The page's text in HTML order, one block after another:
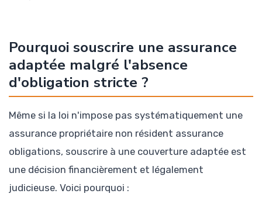
Pourquoi souscrire une assurance
adaptée malgré l'absence
d'obligation stricte ?
Même si la loi n'impose pas systématiquement une
assurance propriétaire non résident assurance
obligations, souscrire à une couverture adaptée est
une décision financièrement et légalement
judicieuse. Voici pourquoi :